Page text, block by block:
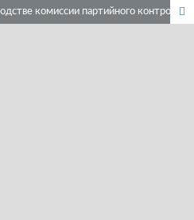
Контрольные дела в производстве комиссии партийного контроля при ЦК ВКП(Б) по Краснодарскому краю. 1937–1938 гг.